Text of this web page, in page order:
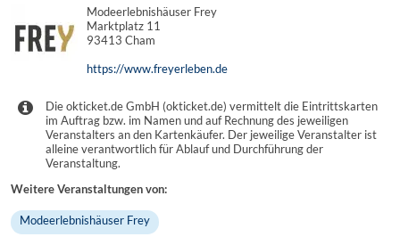
Modeerlebnishäuser Frey
Marktplatz 11
93413 Cham
https://www.freyerleben.de
Die okticket.de GmbH (okticket.de) vermittelt die Eintrittskarten
im Auftrag bzw. im Namen und auf Rechnung des jeweiligen
Veranstalters an den Kartenkäufer. Der jeweilige Veranstalter ist
alleine verantwortlich für Ablauf und Durchführung der
Veranstaltung.
Weitere Veranstaltungen von:
Modeerlebnishäuser Frey